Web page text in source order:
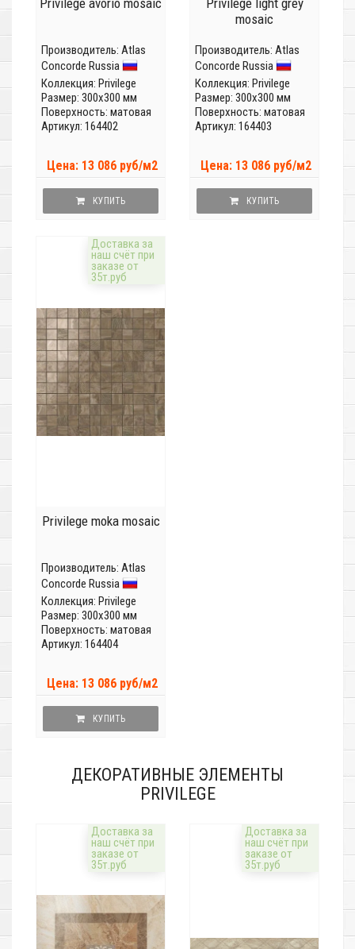
Privilege avorio mosaic
Производитель: Atlas
Concorde Russia
Коллекция: Privilege
Размер: 300x300 мм
Поверхность: матовая
Артикул: 164402
Цена: 13 086 руб/м2
КУПИТЬ
Privilege light grey
mosaic
Производитель: Atlas
Concorde Russia
Коллекция: Privilege
Размер: 300x300 мм
Поверхность: матовая
Артикул: 164403
Цена: 13 086 руб/м2
КУПИТЬ
Доставка за
наш счёт при
заказе от
35т.руб
Privilege moka mosaic
Производитель: Atlas
Concorde Russia
Коллекция: Privilege
Размер: 300x300 мм
Поверхность: матовая
Артикул: 164404
Цена: 13 086 руб/м2
КУПИТЬ
ДЕКОРАТИВНЫЕ ЭЛЕМЕНТЫ
PRIVILEGE
Доставка за
наш счёт при
заказе от
35т.руб
Доставка за
наш счёт при
заказе от
35т.руб